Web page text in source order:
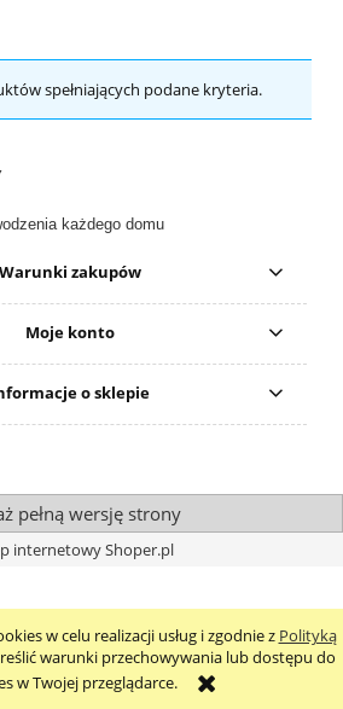
w celu realizacji usług i zgodnie z Polityką
warunki przechowywania lub dostępu do
w Twojej przeglądarce.
spełniających podane kryteria.
każdego domu
Warunki zakupów
Moje konto
o sklepie
pełną wersję strony
internetowy Shoper.pl